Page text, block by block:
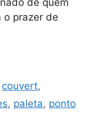
de quem
o prazer de
couvert,
, paleta, ponto